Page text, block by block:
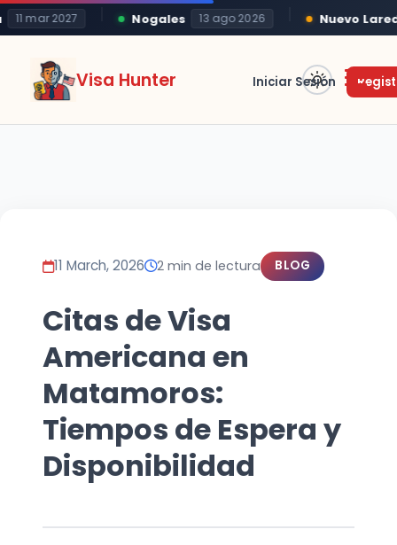
11 mar 2027 Nogales 13 ago 2026 Nuevo Laredo
Visa Hunter Iniciar Sesión
11 March, 2026 2 min de lectura BLOG
Citas de Visa
Americana en
Matamoros:
Tiempos de Espera y
Disponibilidad